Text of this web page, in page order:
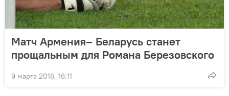
Матч Армения– Беларусь станет
прощальным для Романа Березовского
9 марта 2016, 16:11